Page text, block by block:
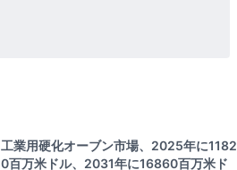
工業用硬化オーブン市場、2025年に1182
0百万米ドル、2031年に16860百万米ド